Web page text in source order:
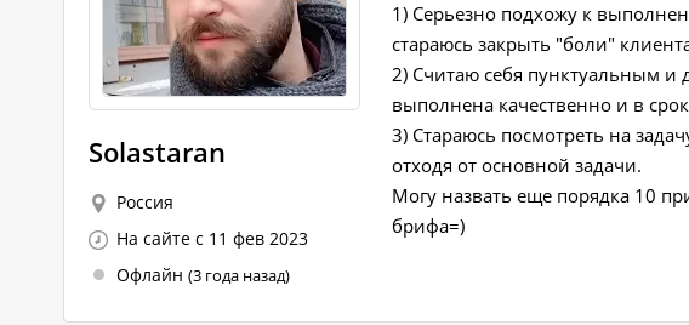
Solastaran
Россия
На сайте с 11 фев 2023
Офлайн (3 года назад)
1) Серьезно подхожу к
стараюсь закрыть "боли"
2) Считаю себя пунктуальным
выполнена качественно и в
3) Стараюсь посмотреть на
отходя от основной задачи.
Могу назвать еще порядка 10
брифа=)